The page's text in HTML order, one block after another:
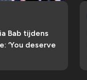
Bab tijdens
‘You deserve